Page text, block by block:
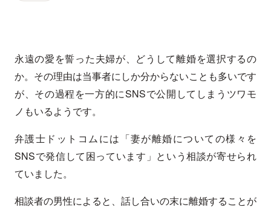
永遠の愛を誓った夫婦が、どうして離婚を選択するの
か。その理由は当事者にしか分からないことも多いです
が、その過程を一方的にSNSで公開してしまうツワモ
ノもいるようです。
弁護士ドットコムには「妻が離婚についての様々を
SNSで発信して困っています」という相談が寄せられ
ていました。
相談者の男性によると、話し合いの末に離婚することが